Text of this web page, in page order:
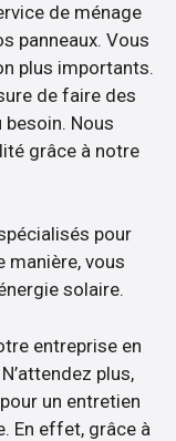
de ménage
panneaux. Vous
plus importants.
de faire des
Nous
grâce à notre
pour
manière, vous
solaire.
entreprise en
plus,
un entretien
En effet, grâce à